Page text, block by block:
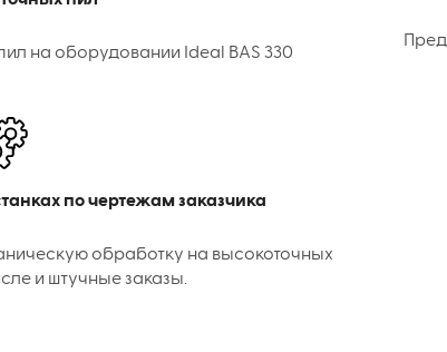
на оборудовании Ideal BAS 330
по чертежам заказчика
обработку на высокоточных
и штучные заказы.